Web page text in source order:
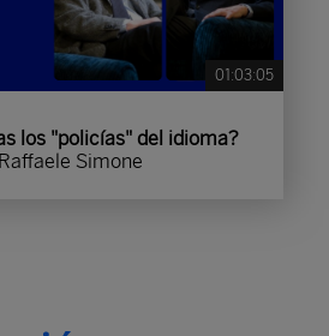
01:03:05
los "policías" del idioma?
Simone